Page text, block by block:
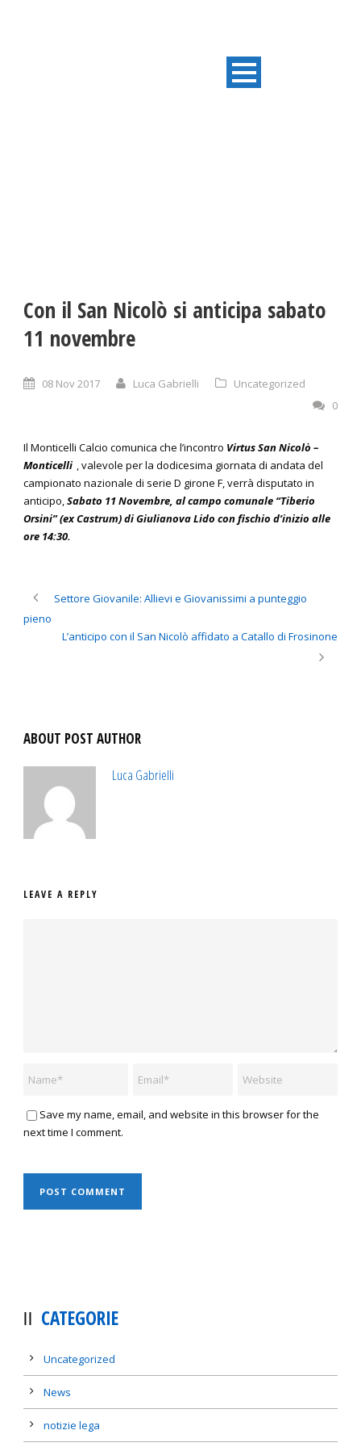
Con il San Nicolò si anticipa sabato
11 novembre
08 Nov 2017 Luca Gabrielli
Uncategorized
0
Il Monticelli Calcio comunica che l’incontro Virtus San Nicolò –
Monticelli , valevole per la dodicesima giornata di andata del
campionato nazionale di serie D girone F, verrà disputato in
anticipo,Sabato 11 Novembre, al campo comunale “Tiberio
Orsini” (ex Castrum) di Giulianova Lido con fischio d’inizio alle
ore 14:30.
Settore Giovanile: Allievi e Giovanissimi a punteggio
pieno
L’anticipo con il San Nicolò affidato a Catallo di Frosinone
ABOUT POST AUTHOR
Luca Gabrielli
LEAVE A REPLY
Save my name, email, and website in this browser for the
next time I comment.
CATEGORIE
Uncategorized
News
notizie lega